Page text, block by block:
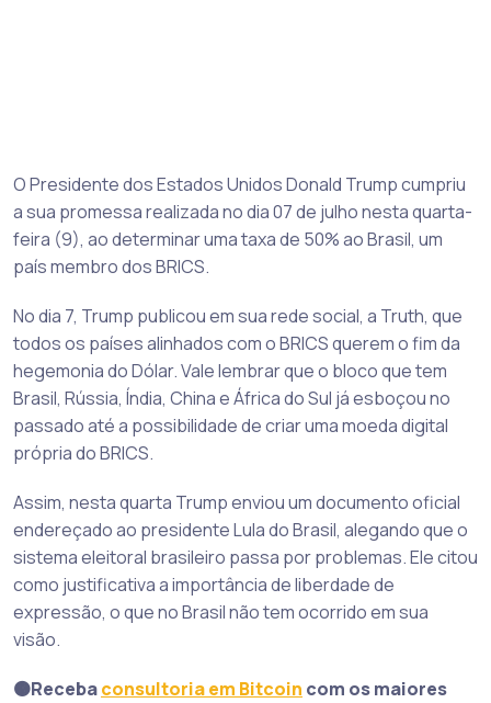
O Presidente dos Estados Unidos Donald Trump cumpriu
a sua promessa realizada no dia 07 de julho nesta quarta-
feira (9), ao determinar uma taxa de 50% ao Brasil, um
país membro dos BRICS.
No dia 7, Trump publicou em sua rede social, a Truth, que
todos os países alinhados com o BRICS querem o fim da
hegemonia do Dólar. Vale lembrar que o bloco que tem
Brasil, Rússia, Índia, China e África do Sul já esboçou no
passado até a possibilidade de criar uma moeda digital
própria do BRICS.
Assim, nesta quarta Trump enviou um documento oficial
endereçado ao presidente Lula do Brasil, alegando que o
sistema eleitoral brasileiro passa por problemas. Ele citou
como justificativa a importância de liberdade de
expressão, o que no Brasil não tem ocorrido em sua
visão.
🟠Recebaconsultoria em Bitcoin com os maiores